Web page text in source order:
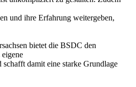
und ihre Erfahrung weitergeben,
bietet die BSDC den
schafft damit eine starke Grundlage